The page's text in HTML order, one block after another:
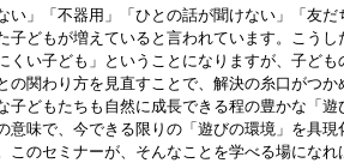
い」「不器用」「ひとの話が聞けない」「友
どもが増えていると言われています。こうし
くい子ども」ということになりますが、子ど
の関わり方を見直すことで、解決の糸口がつ
子どもたちも自然に成長できる程の豊かな「
意味で、今できる限りの「遊びの環境」を具
このセミナーが、そんなことを学べる場にな